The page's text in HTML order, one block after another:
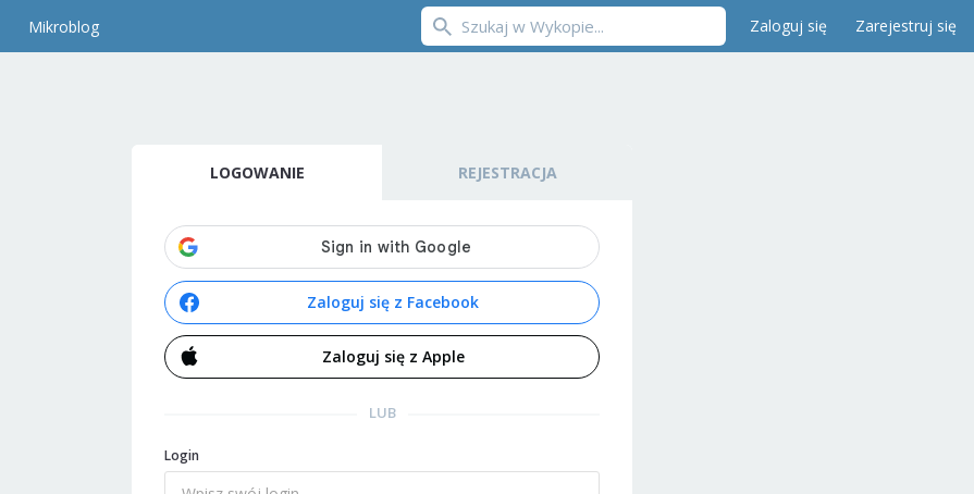
Mikroblog Zaloguj się Zarejestruj się
LOGOWANIE REJESTRACJA
Zaloguj się z Facebook
Zaloguj się z Apple
LUB
Login